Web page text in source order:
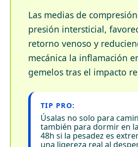
Las medias de
presión intersticial,
retorno venoso y
mecánica la inflamación
gemelos tras el impacto
TIP PRO:
Úsalas no solo para
también para dormir en
48h si la pesadez es
una ligereza real al